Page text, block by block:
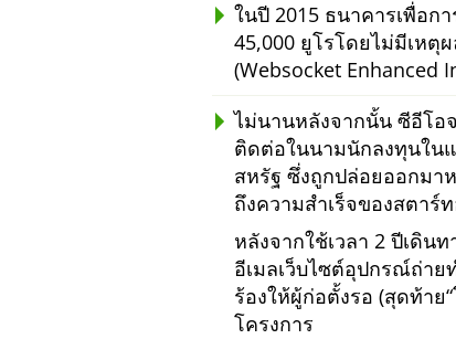
ในปี 2015 ธนาคารเพื่อก
45,000 ยูโรโดยไม่มีเห
(Websocket Enhanced
ไม่นานหลังจากนั้น ซีอีโอ
ติดต่อในนามนักลงทุนใน
สหรัฐ ซึ่งถูกปล่อยออกมา
ถึงความสำเร็จของสตาร์
หลังจากใช้เวลา 2 ปีเดิน
อีเมลเว็บไซต์อุปกรณ์ถ่าย
ร้องให้ผู้ก่อตั้งรอ (สุดท้าย
โครงการ